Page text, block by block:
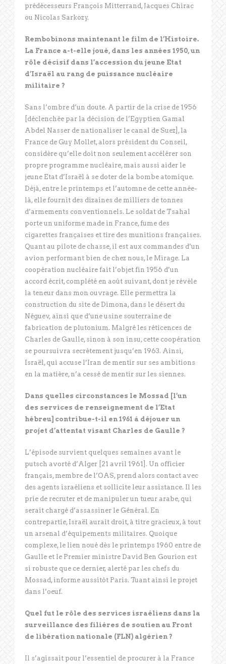
prédécesseurs François Mitterrand, Jacques Chirac
ou Nicolas Sarkozy.
Rembobinons maintenant le film de l’Histoire.
La France a-t-elle joué, dans les années 1950, un
rôle décisif dans l’accession du jeune Etat
d’Israël au rang de puissance nucléaire
militaire ?
Sans l’ombre d’un doute. A partir de la crise de 1956
[déclenchée par la décision de l’Egyptien Gamal
Abdel Nasser de nationaliser le canal de Suez], la
France de Guy Mollet, alors président du Conseil,
considère qu’elle doit non seulement accélérer son
propre programme nucléaire, mais aussi aider le
jeune Etat d’Israël à se doter de la bombe atomique.
Déjà, entre le printemps et l’automne de cette année-
là, elle fournit des dizaines de milliers de tonnes
d’armements conventionnels. Le soldat de Tsahal
porte un uniforme made in France, fume des
cigarettes françaises et tire des munitions françaises.
Quant au pilote de chasse, il est aux commandes d’un
avion performant bien de chez nous, le Mirage. La
coopération nucléaire fait l’objet fin 1956 d’un
accord écrit, complété en août suivant, dont je révèle
la teneur dans mon ouvrage. Elle permettra la
construction du site de Dimona, dans le désert du
Néguev, ainsi que d’une usine souterraine de
fabrication de plutonium. Malgré les réticences de
Charles de Gaulle, sinon à son insu, cette coopération
se poursuivra secrètement jusqu’en 1963. Ainsi,
Israël, qui accuse l’Iran de mentir sur ses ambitions
en la matière, n’a cessé de mentir sur les siennes.
Dans quelles circonstances le Mossad [l’un
des services de renseignement de l’Etat
hébreu] contribue-t-il en 1961 à déjouer un
projet d’attentat visant Charles de Gaulle ?
L’épisode survient quelques semaines avant le
putsch avorté d’Alger [21 avril 1961]. Un officier
français, membre de l’OAS, prend alors contact avec
des agents israéliens et sollicite leur assistance. Il les
prie de recruter et de manipuler un tueur arabe, qui
serait chargé d’assassiner le Général. En
contrepartie, Israël aurait droit, à titre gracieux, à tout
un arsenal d’équipements militaires. Quoique
complexe, le lien noué dès le printemps 1960 entre de
Gaulle et le Premier ministre David Ben Gourion est
si robuste que ce dernier, alerté par les chefs du
Mossad, informe aussitôt Paris. Tuant ainsi le projet
dans l’oeuf.
Quel fut le rôle des services israéliens dans la
surveillance des filières de soutien au Front
de libération nationale (FLN) algérien ?
Il s’agissait pour l’essentiel de procurer à la France